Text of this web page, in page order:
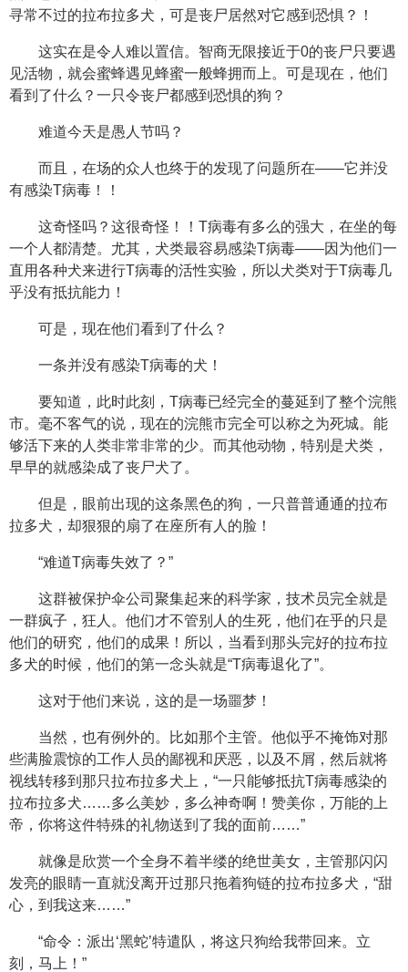
寻常不过的拉布拉多犬，可是丧尸居然对它感到恐惧？！
这实在是令人难以置信。智商无限接近于0的丧尸只要遇
见活物，就会蜜蜂遇见蜂蜜一般蜂拥而上。可是现在，他们
看到了什么？一只令丧尸都感到恐惧的狗？
难道今天是愚人节吗？
而且，在场的众人也终于的发现了问题所在——它并没
有感染T病毒！！
这奇怪吗？这很奇怪！！T病毒有多么的强大，在坐的每
一个人都清楚。尤其，犬类最容易感染T病毒——因为他们一
直用各种犬来进行T病毒的活性实验，所以犬类对于T病毒几
乎没有抵抗能力！
可是，现在他们看到了什么？
一条并没有感染T病毒的犬！
要知道，此时此刻，T病毒已经完全的蔓延到了整个浣熊
市。毫不客气的说，现在的浣熊市完全可以称之为死城。能
够活下来的人类非常非常的少。而其他动物，特别是犬类，
早早的就感染成了丧尸犬了。
但是，眼前出现的这条黑色的狗，一只普普通通的拉布
拉多犬，却狠狠的扇了在座所有人的脸！
“难道T病毒失效了？”
这群被保护伞公司聚集起来的科学家，技术员完全就是
一群疯子，狂人。他们才不管别人的生死，他们在乎的只是
他们的研究，他们的成果！所以，当看到那头完好的拉布拉
多犬的时候，他们的第一念头就是“T病毒退化了”。
这对于他们来说，这的是一场噩梦！
当然，也有例外的。比如那个主管。他似乎不掩饰对那
些满脸震惊的工作人员的鄙视和厌恶，以及不屑，然后就将
视线转移到那只拉布拉多犬上，“一只能够抵抗T病毒感染的
拉布拉多犬……多么美妙，多么神奇啊！赞美你，万能的上
帝，你将这件特殊的礼物送到了我的面前……”
就像是欣赏一个全身不着半缕的绝世美女，主管那闪闪
发亮的眼睛一直就没离开过那只拖着狗链的拉布拉多犬，“甜
心，到我这来……”
“命令：派出‘黑蛇’特遣队，将这只狗给我带回来。立
刻，马上！”